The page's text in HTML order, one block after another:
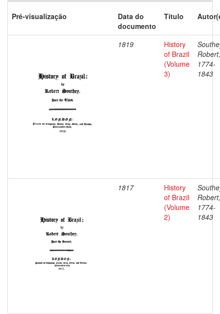
Pré-visualização
Data do
documento
Título
1819
History
of Brazil
(Volume
3)
Robert,
1774-
1843
1817
History
of Brazil
(Volume
2)
Robert,
1774-
1843